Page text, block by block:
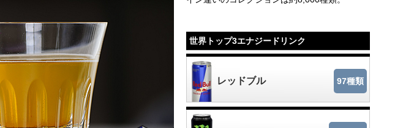
世界トップ3エナジードリンク
レッドブル 97種類